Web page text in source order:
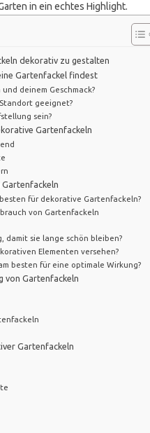
in ein echtes Highlight.
dekorativ zu gestalten
Gartenfackel findest
deinem Geschmack?
geeignet?
sein?
Gartenfackeln
für dekorative Gartenfackeln?
von Gartenfackeln
damit sie lange schön bleiben?
Elementen versehen?
besten für eine optimale Wirkung?
von Gartenfackeln
Gartenfackeln